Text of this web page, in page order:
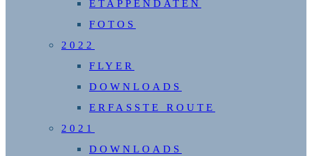
ETAPPENDATEN
FOTOS
2022
FLYER
DOWNLOADS
ERFASSTE ROUTE
2021
DOWNLOADS